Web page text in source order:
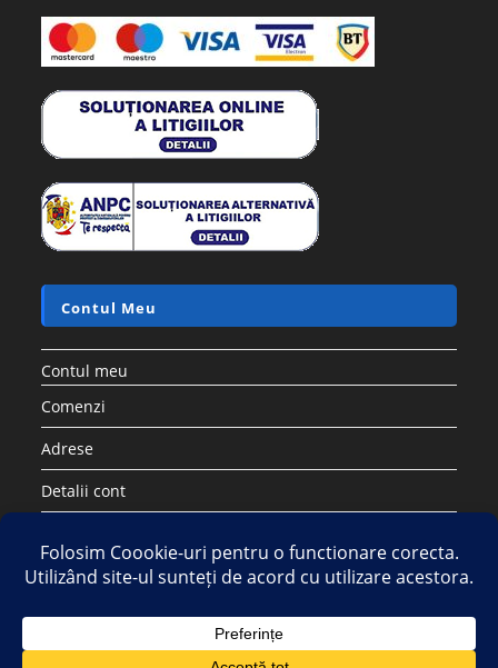
Contul Meu
Contul meu
Comenzi
Adrese
Detalii cont
Copyright 2026 - Strategic DIstribution Group